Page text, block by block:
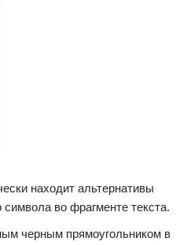
находит альтернативы
во фрагменте текста.
черным прямоугольником в